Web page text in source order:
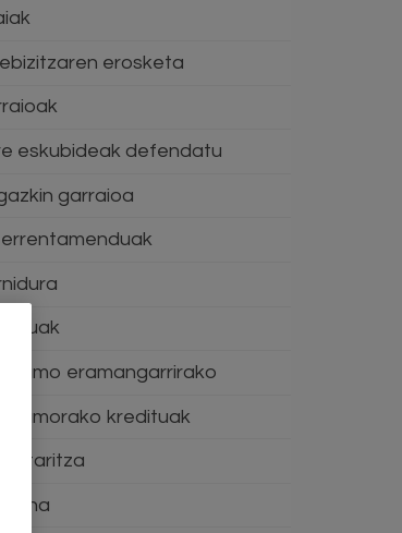
erosketa
eskubideak defendatu
garraioa
errentamenduak
eramangarrirako
kredituak